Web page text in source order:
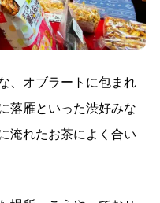
、オブラートに包まれ
落雁といった渋好みな
淹れたお茶によく合い